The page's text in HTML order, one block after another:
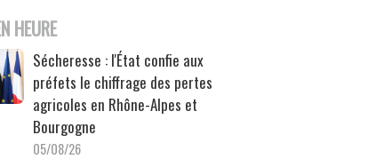
HEURE
Sécheresse : l'État confie aux
préfets le chiffrage des pertes
agricoles en Rhône-Alpes et
Bourgogne
05/08/26